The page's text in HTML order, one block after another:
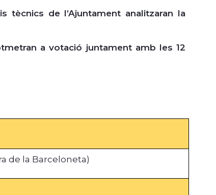
tècnics de l’Ajuntament analitzaran la
a votació juntament amb les 12
de la Barceloneta)